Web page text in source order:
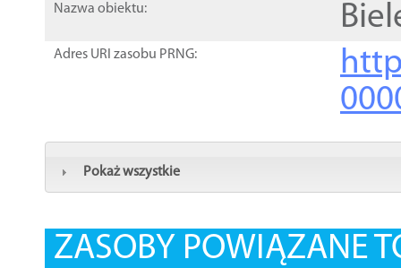
Nazwa obiektu:
Adres URI zasobu PRNG:
Pokaż wszystkie
ZASOBY POWIĄZANE